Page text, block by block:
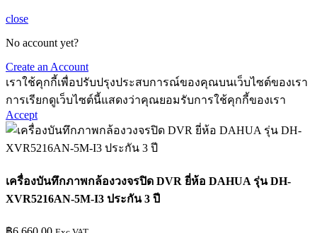
close
No account yet?
Create an Account
เราใช้คุกกี้เพื่อปรับปรุงประสบการณ์ของคุณบนเว็บไซต์ของเรา
การเรียกดูเว็บไซต์นี้แสดงว่าคุณยอมรับการใช้คุกกี้ของเรา
Accept
เครื่องบันทึกภาพกล้องวงจรปิด DVR ยี่ห้อ DAHUA รุ่น DH-
XVR5216AN-5M-I3 ประกัน 3 ปี